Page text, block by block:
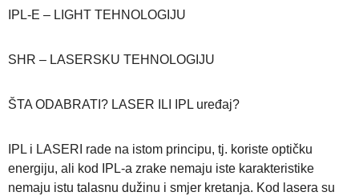
IPL-E – LIGHT TEHNOLOGIJU
SHR – LASERSKU TEHNOLOGIJU
ŠTA ODABRATI? LASER ILI IPL uređaj?
IPL i LASERI rade na istom principu, tj. koriste optičku
energiju, ali kod IPL-a zrake nemaju iste karakteristike
nemaju istu talasnu dužinu i smjer kretanja. Kod lasera su